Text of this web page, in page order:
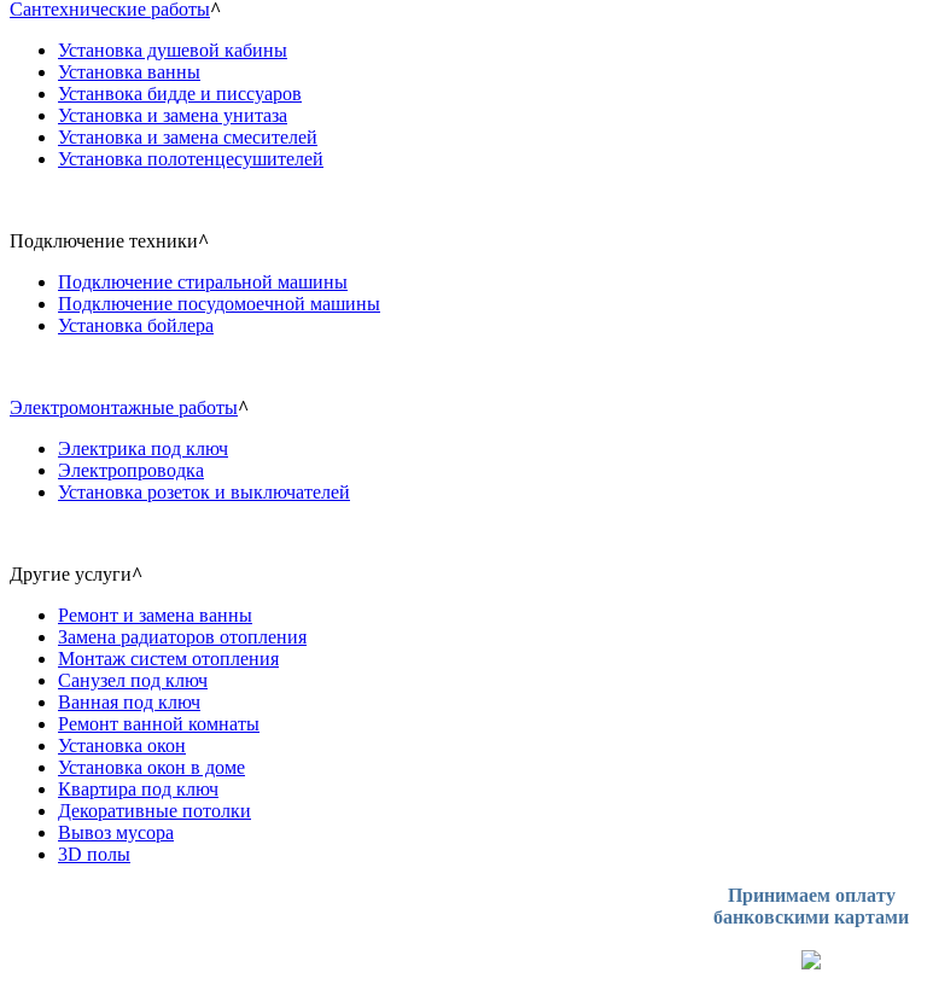
Сантехнические работы^
Установка душевой кабины
Установка ванны
Устанвока бидде и писсуаров
Установка и замена унитаза
Установка и замена смесителей
Установка полотенцесушителей
Подключение техники^
Подключение стиральной машины
Подключение посудомоечной машины
Установка бойлера
Электромонтажные работы^
Электрика под ключ
Электропроводка
Установка розеток и выключателей
Другие услуги^
Ремонт и замена ванны
Замена радиаторов отопления
Монтаж систем отопления
Санузел под ключ
Ванная под ключ
Ремонт ванной комнаты
Установка окон
Установка окон в доме
Квартира под ключ
Декоративные потолки
Вывоз мусора
3D полы
Принимаем оплату
банковскими картами